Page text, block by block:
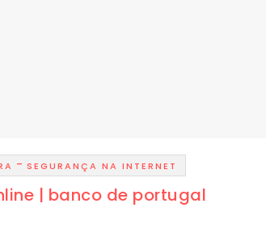
- SEGURANÇA NA INTERNET
| banco de portugal